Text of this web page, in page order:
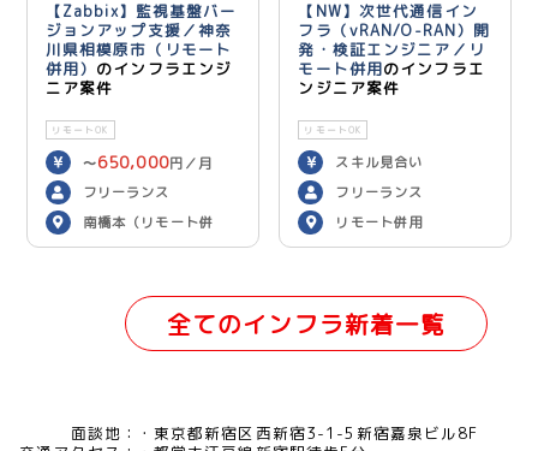
【Zabbix】監視基盤バー
ジョンアップ支援／神奈
川県相模原市（リモート
併用） のインフラエンジ
ニア案件
リモートOK
〜650,000円／月
フリーランス
南橋本（リモート併
用）
【NW】次世代通信イン
フラ（vRAN/O-RAN）開
発・検証エンジニア／リ
モート併用のインフラエ
ンジニア案件
リモートOK
スキル見合い
フリーランス
リモート併用
全てのインフラ新着一覧
面談地：
東京都新宿区西新宿3-1-5新宿嘉泉ビル8F